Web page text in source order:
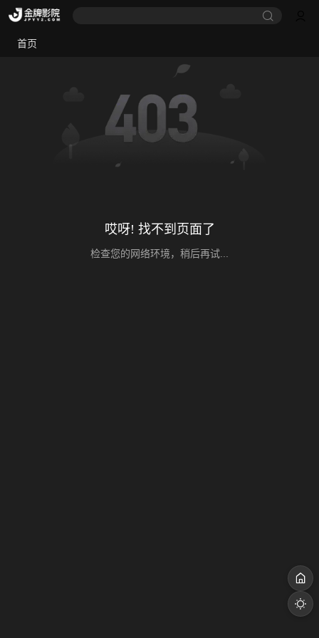
首页
哎呀! 找不到页面了
检查您的网络环境，稍后再试...